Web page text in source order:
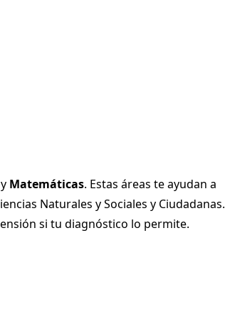
y Matemáticas. Estas áreas te ayudan a
Naturales y Sociales y Ciudadanas.
si tu diagnóstico lo permite.